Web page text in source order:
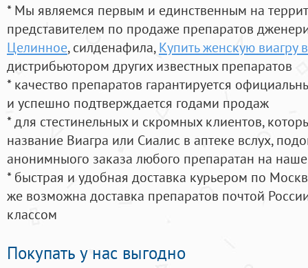
* Мы являемся первым и единственным на
представителем по продаже препаратов
Целинное, силденафила, Купить женскую виагру
дистрибьютором других известных препаратов
* качество препаратов гарантируется
и успешно подтверждается годами продаж
* для стестинельных и скромных клиентов,
название Виагра или Сиалис в аптеке вслух,
анонимныого заказа любого препаратан на
* быстрая и удобная доставка курьером по
же возможна доставка препаратов почтой
классом
Покупать у нас выгодно